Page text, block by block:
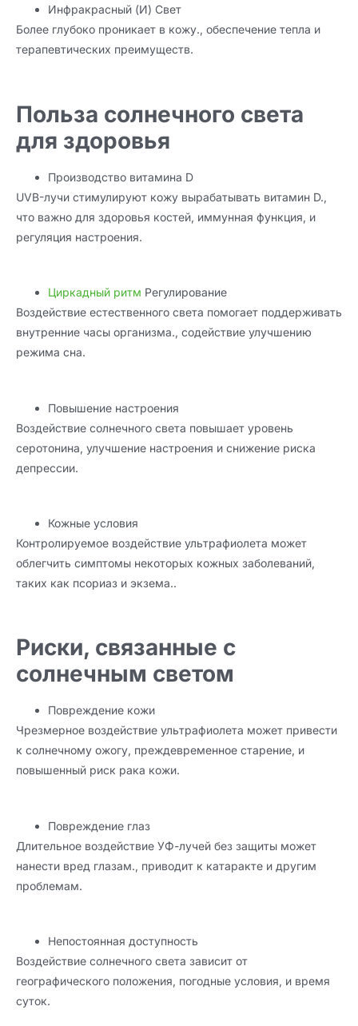
Инфракрасный (И) Свет
Более глубоко проникает в кожу., обеспечение тепла и
терапевтических преимуществ.
Польза солнечного света
для здоровья
Производство витамина D
UVB-лучи стимулируют кожу вырабатывать витамин D.,
что важно для здоровья костей, иммунная функция, и
регуляция настроения.
Циркадный ритм Регулирование
Воздействие естественного света помогает поддерживать
внутренние часы организма., содействие улучшению
режима сна.
Повышение настроения
Воздействие солнечного света повышает уровень
серотонина, улучшение настроения и снижение риска
депрессии.
Кожные условия
Контролируемое воздействие ультрафиолета может
облегчить симптомы некоторых кожных заболеваний,
таких как псориаз и экзема..
Риски, связанные с
солнечным светом
Повреждение кожи
Чрезмерное воздействие ультрафиолета может привести
к солнечному ожогу, преждевременное старение, и
повышенный риск рака кожи.
Повреждение глаз
Длительное воздействие УФ-лучей без защиты может
нанести вред глазам., приводит к катаракте и другим
проблемам.
Непостоянная доступность
Воздействие солнечного света зависит от
географического положения, погодные условия, и время
суток.